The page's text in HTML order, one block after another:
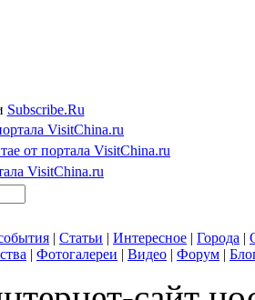
Subscribe.Ru
VisitChina.ru
от портала VisitChina.ru
VisitChina.ru
| Статьи | Интересное | Города |
| Фотогалереи | Видео | Форум |